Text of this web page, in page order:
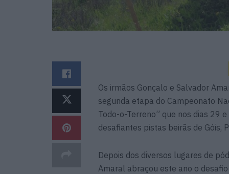
Os irmãos Gonçalo e Salvador
segunda etapa do Campeonato
Todo-o-Terreno” que nos dias 29
desafiantes pistas beirãs de Góis,
Depois dos diversos lugares de
Amaral abraçou este ano o